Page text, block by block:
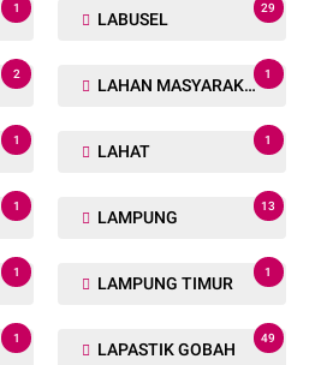
1
LABUSEL
29
2
LAHAN MASYARAKAT
1
1
LAHAT
1
1
LAMPUNG
13
1
LAMPUNG TIMUR
1
1
LAPASTIK GOBAH
49